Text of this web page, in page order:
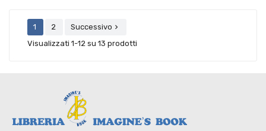
1 2 Successivo 
Visualizzati 1-12 su 13 prodotti